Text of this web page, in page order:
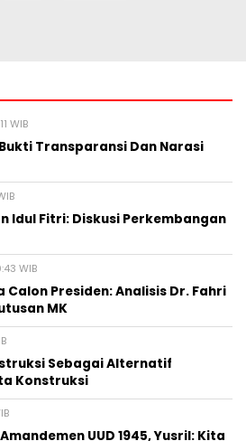
WIB
Transparansi Dan Narasi
Idul Fitri: Diskusi Perkembangan
WIB
Calon Presiden: Analisis Dr. Fahri
MK
Sebagai Alternatif
Konstruksi
UUD 1945, Yusril: Kita